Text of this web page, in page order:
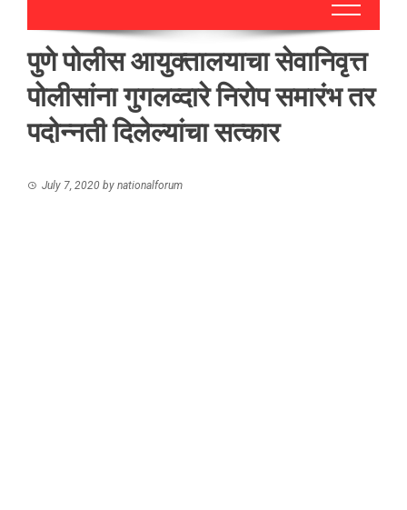
पुणे पोलीस आयुक्तालयाचा सेवानिवृत्त
पोलीसांना गुगलव्दारे निरोप समारंभ तर
पदोन्नती दिलेल्यांचा सत्कार
July 7, 2020 by nationalforum